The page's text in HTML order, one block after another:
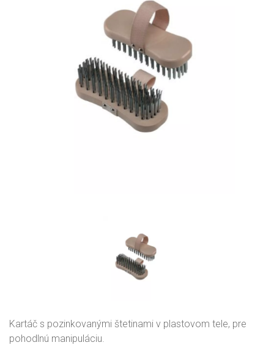
Kartáč s pozinkovanými štetinami v plastovom tele, pre
pohodlnú manipuláciu.